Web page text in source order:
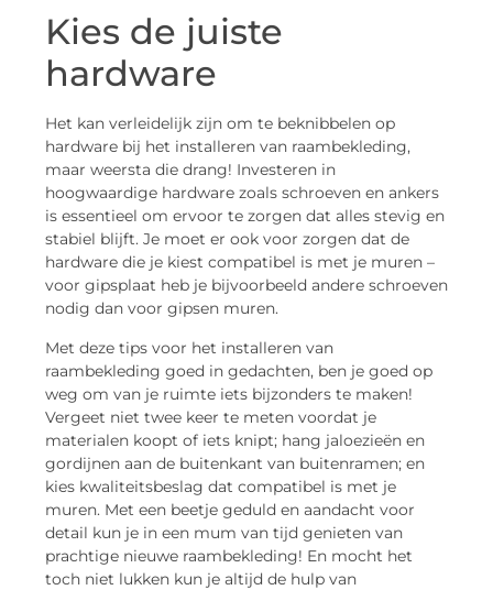
Kies de juiste
hardware
Het kan verleidelijk zijn om te beknibbelen op
hardware bij het installeren van raambekleding,
maar weersta die drang! Investeren in
hoogwaardige hardware zoals schroeven en ankers
is essentieel om ervoor te zorgen dat alles stevig en
stabiel blijft. Je moet er ook voor zorgen dat de
hardware die je kiest compatibel is met je muren –
voor gipsplaat heb je bijvoorbeeld andere schroeven
nodig dan voor gipsen muren.
Met deze tips voor het installeren van
raambekleding goed in gedachten, ben je goed op
weg om van je ruimte iets bijzonders te maken!
Vergeet niet twee keer te meten voordat je
materialen koopt of iets knipt; hang jaloezieën en
gordijnen aan de buitenkant van buitenramen; en
kies kwaliteitsbeslag dat compatibel is met je
muren. Met een beetje geduld en aandacht voor
detail kun je in een mum van tijd genieten van
prachtige nieuwe raambekleding! En mocht het
toch niet lukken kun je altijd de hulp van